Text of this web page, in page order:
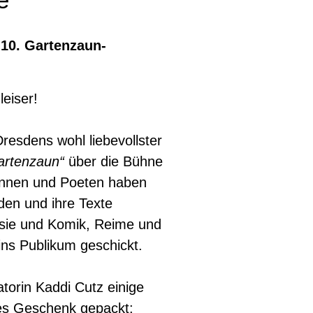
Gartenzaun-
wohl liebevollster
über die Bühne
und Poeten haben
und ihre Texte
und Komik, Reime und
Publikum geschickt.
Kaddi Cutz einige
Geschenk gepackt: